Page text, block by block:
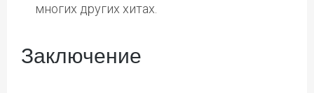
многих других хитах.
Заключение